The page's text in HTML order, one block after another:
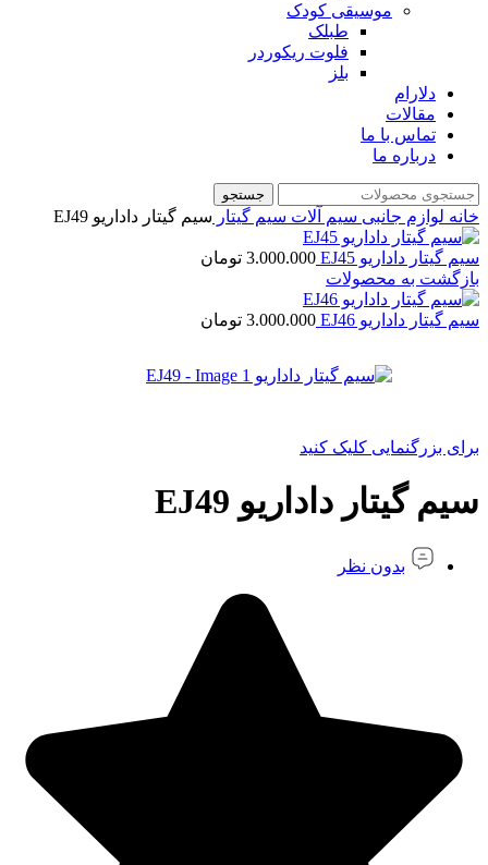
موسیقی کودک
طبلک
فلوت ریکوردر
بلز
دلارام
مقالات
تماس با ما
درباره ما
جستجو
خانه لوازم جانبی سیم آلات سیم گیتار سیم گیتار داداریو EJ49
سیم گیتار داداریو EJ45 3.000.000 تومان
بازگشت به محصولات
سیم گیتار داداریو EJ46 3.000.000 تومان
برای بزرگنمایی کلیک کنید
سیم گیتار داداریو EJ49
بدون نظر